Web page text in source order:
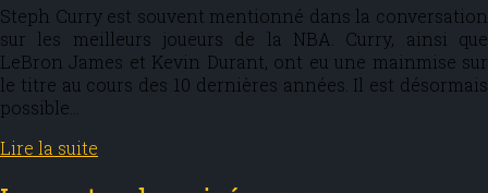
Steph Curry est souvent mentionné dans la conversation
sur les meilleurs joueurs de la NBA. Curry, ainsi que
LeBron James et Kevin Durant, ont eu une mainmise sur
le titre au cours des 10 dernières années. Il est désormais
possible…
Lire la suite